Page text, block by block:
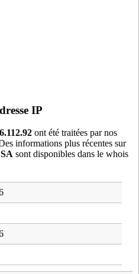
IP
ont été traitées par nos
informations plus récentes sur
sont disponibles dans le whois